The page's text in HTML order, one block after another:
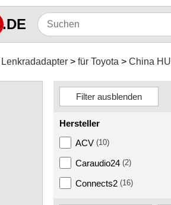
.DE
Lenkradadapter für Toyota China HU
Hersteller
ACV (10)
Caraudio24 (2)
Connects2 (16)